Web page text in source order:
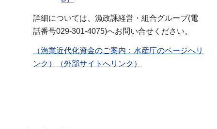
詳細については、漁政課経営・組合グループ(電
話番号029-301-4075)へお問い合せください。
（漁業近代化資金のご案内：水産庁のページへリ
ンク）（外部サイトへリンク）